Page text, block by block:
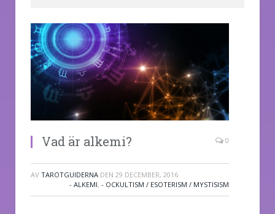
Vad är alkemi? 0
AV TAROTGUIDERNA DEN 29 DECEMBER, 2016
- ALKEMI, - OCKULTISM / ESOTERISM / MYSTISISM